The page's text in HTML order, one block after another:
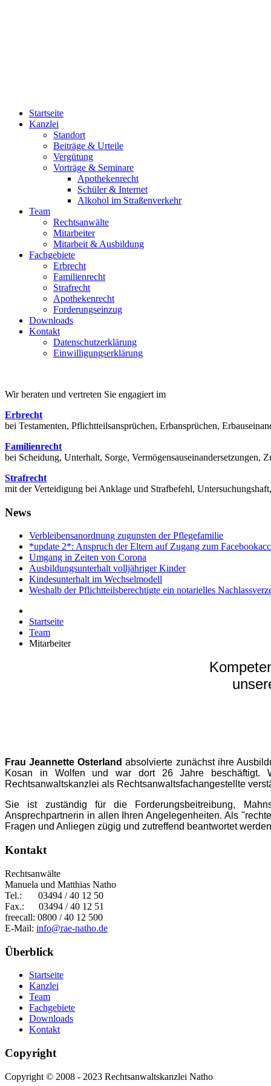
Startseite
Kanzlei
Standort
Beiträge & Urteile
Vergütung
Vorträge & Seminare
Apothekenrecht
Schüler & Internet
Alkohol im Straßenverkehr
Team
Rechtsanwälte
Mitarbeiter
Mitarbeit & Ausbildung
Fachgebiete
Erbrecht
Familienrecht
Strafrecht
Apothekenrecht
Forderungseinzug
Downloads
Kontakt
Datenschutzerklärung
Einwilligungserklärung
Wir beraten und vertreten Sie engagiert im
Erbrecht
bei Testamenten, Pflichtteilsansprüchen, Erbansprüchen,
Familienrecht
bei Scheidung, Unterhalt, Sorge, Vermögensauseinandersetzungen,
Strafrecht
mit der Verteidigung bei Anklage und Strafbefehl,
News
Verbleibensanordnung zugunsten der Pflegefamilie
*update 2*: Anspruch der Eltern auf Zugang zum
Umgang in Zeiten von Corona
Ausbildungsunterhalt volljähriger Kinder
Kindesunterhalt im Wechselmodell
Weshalb der Pflichtteilsberechtigte ein notarielles
Startseite
Team
Mitarbeiter
Frau Jeannette Osterland absolvierte zunächst ihre
Kosan in Wolfen und war dort 26 Jahre beschäftigt.
Rechtsanwaltskanzlei als Rechtsanwaltsfachangestellte
Sie ist zuständig für die Forderungsbeitreibung,
Ansprechpartnerin in allen Ihren Angelegenheiten. Als
Fragen und Anliegen zügig und zutreffend beantwortet
Kontakt
Rechtsanwälte
Manuela und Matthias Natho
Tel.:
03494 / 40 12 50
Fax.: 03494 / 40 12 51
freecall: 0800 / 40 12 500
E-Mail: info@rae-natho.de
Überblick
Startseite
Kanzlei
Team
Fachgebiete
Downloads
Kontakt
Copyright
Copyright © 2008 - 2023 Rechtsanwaltskanzlei Natho